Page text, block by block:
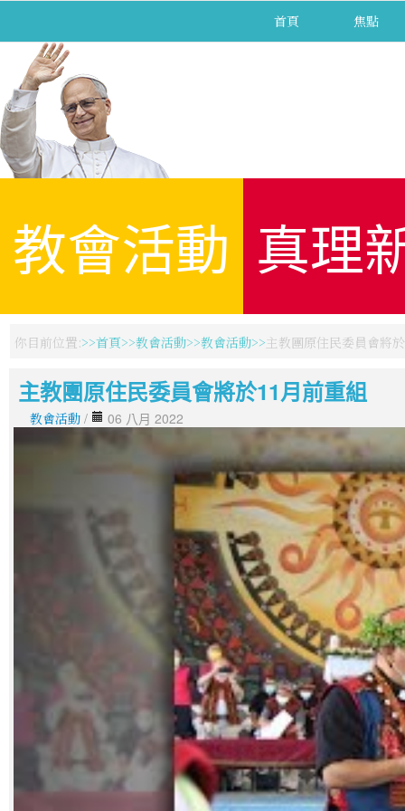
首頁 焦點
教會活動 真理
你目前位置: 首頁 教會活動 教會活動 主教團原住民委員會將
主教團原住民委員會將於11月前重組
教會活動 / 06 八月 2022